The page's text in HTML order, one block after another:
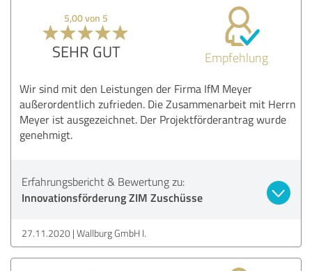
5,00 von 5
SEHR GUT Empfehlung
Wir sind mit den Leistungen der Firma IfM Meyer
außerordentlich zufrieden. Die Zusammenarbeit mit Herrn
Meyer ist ausgezeichnet. Der Projektförderantrag wurde
genehmigt.
Erfahrungsbericht & Bewertung zu:
Innovationsförderung ZIM Zuschüsse
27.11.2020 Wallburg GmbH I.